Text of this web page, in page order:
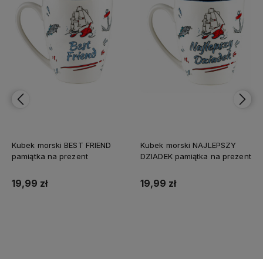
Kubek morski BEST FRIEND
pamiątka na prezent
19,99 zł
Kubek morski NAJLEPSZY
DZIADEK pamiątka na prezent
19,99 zł